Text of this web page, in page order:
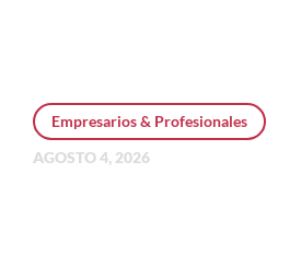
Empresarios & Profesionales
AGOSTO 4, 2026